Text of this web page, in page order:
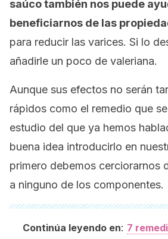
saúco también nos puede
beneficiarnos de las
para reducir las varices. Si lo
añadirle un poco de valeriana.
Aunque sus efectos no serán
rápidos como el remedio que
estudio del que ya hemos
buena idea introducirlo en
primero debemos cerciorarnos
a ninguno de los componentes.
Continúa leyendo en: 7